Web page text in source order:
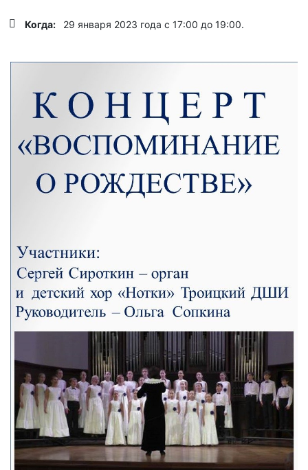
Когда: 29 января 2023 года с 17:00 до 19:00.